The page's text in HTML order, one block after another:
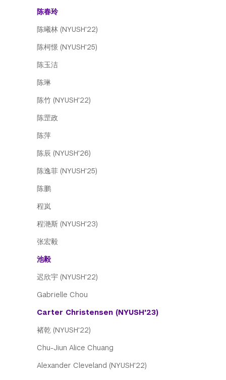
陈春玲
陈曦林 (NYUSH'22)
陈柯憬 (NYUSH'25)
陈玉洁
陈琳
陈竹 (NYUSH'22)
陈罡政
陈萍
陈辰 (NYUSH'26)
陈逸菲 (NYUSH'25)
陈鹏
程岚
程滟斯 (NYUSH'23)
张宏毅
池毅
迟欣宇 (NYUSH'22)
Gabrielle Chou
Carter Christensen (NYUSH'23)
褚乾 (NYUSH'22)
Chu-Jiun Alice Chuang
Alexander Cleveland (NYUSH'22)